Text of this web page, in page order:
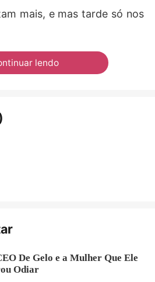
mais, e mas tarde só nos
lendo
De Gelo e a Mulher Que Ele
Odiar